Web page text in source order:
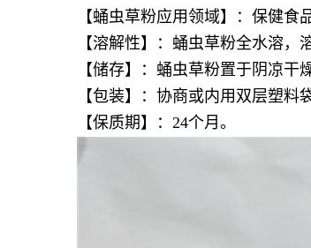
【蛹虫草粉应用领域】：保健食
【溶解性】： 蛹虫草粉全水溶，
【储存】： 蛹虫草粉置于阴凉干
【包装】：协商或内用双层塑料
【保质期】：24个月。